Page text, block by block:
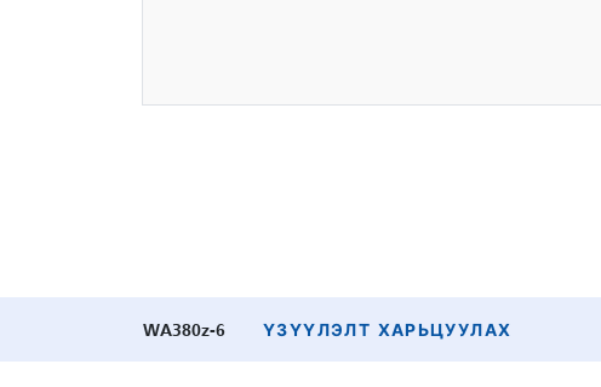
WA380z-6 ҮЗҮҮЛЭЛТ ХАРЬЦУУЛАХ